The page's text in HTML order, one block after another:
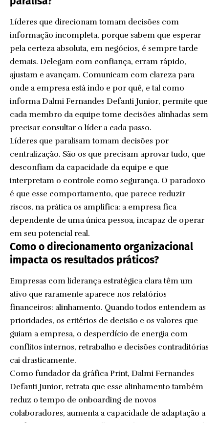
Líderes que direcionam tomam decisões com
informação incompleta, porque sabem que esperar
pela certeza absoluta, em negócios, é sempre tarde
demais. Delegam com confiança, erram rápido,
ajustam e avançam. Comunicam com clareza para
onde a empresa está indo e por quê, e tal como
informa Dalmi Fernandes Defanti Junior, permite que
cada membro da equipe tome decisões alinhadas sem
precisar consultar o líder a cada passo.
Líderes que paralisam tomam decisões por
centralização. São os que precisam aprovar tudo, que
desconfiam da capacidade da equipe e que
interpretam o controle como segurança. O paradoxo
é que esse comportamento, que parece reduzir
riscos, na prática os amplifica: a empresa fica
dependente de uma única pessoa, incapaz de operar
em seu potencial real.
Como o direcionamento organizacional
impacta os resultados práticos?
Empresas com liderança estratégica clara têm um
ativo que raramente aparece nos relatórios
financeiros: alinhamento. Quando todos entendem as
prioridades, os critérios de decisão e os valores que
guiam a empresa, o desperdício de energia com
conflitos internos, retrabalho e decisões contraditórias
cai drasticamente.
Como fundador da gráfica Print, Dalmi Fernandes
Defanti Junior, retrata que esse alinhamento também
reduz o tempo de onboarding de novos
colaboradores, aumenta a capacidade de adaptação a